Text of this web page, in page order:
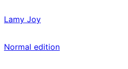
Lamy Joy
Normal edition